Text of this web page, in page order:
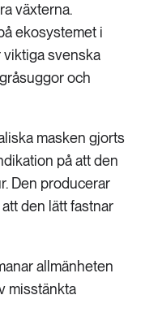
växterna.
ekosystemet i
viktiga svenska
och
masken gjorts
på att den
Den producerar
den lätt fastnar
allmänheten
misstänkta